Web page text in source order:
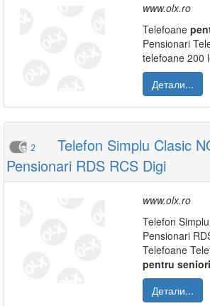
www.olx.ro
Telefoane
Pensionari
telefoane 200
Детали...
2
Telefon Simplu Clasic
Pensionari RDS RCS Digi
www.olx.ro
Telefon
Pensionari
Telefoane
pentru seniori
Детали...